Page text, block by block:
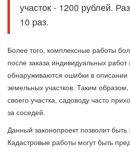
участок - 1200 рублей.
10 раз.
Более того, комплексные работы
после заказа индивидуальных работ
обнаруживаются ошибки в описании
земельных участков. Таким
своего участка, садоводу часто
за соседей.
Данный законопроект позволит
Кадастровые работы могут быть